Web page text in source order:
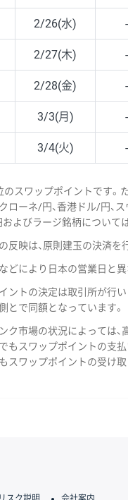
2/26(水)
2/27(木)
2/28(金)
3/3(月)
3/4(火)
スワップポイントです。
ローネ/円、香港ドル/円、
よびラージ銘柄について
反映は、原則建玉の決済を
どにより日本の営業日と異
ントの決定は取引所が行
とで同額となっています。
ク市場の状況によっては
もスワップポイントの支払
スワップポイントの受け